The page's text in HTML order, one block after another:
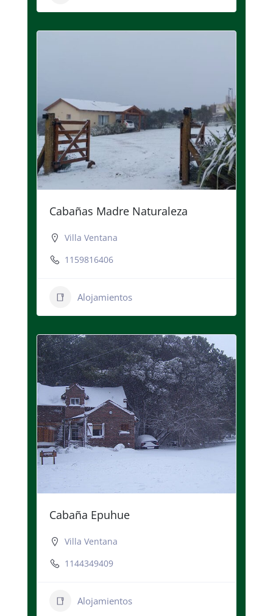
Cabañas Madre Naturaleza
Villa Ventana
1159816406
Alojamientos
Cabaña Epuhue
Villa Ventana
1144349409
Alojamientos